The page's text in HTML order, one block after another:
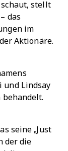
stellt
das
im
Aktionäre.
und Lindsay
behandelt.
seine „Just
der die